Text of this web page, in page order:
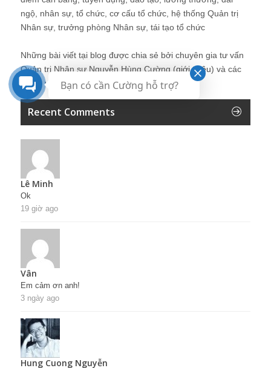
ngộ, nhân sự, tổ chức, cơ cấu tổ chức, hệ thống Quản trị
Nhân sự, trưởng phòng Nhân sự, tái tạo tổ chức
Những bài viết tại blog được chia sẻ bởi chuyên gia tư vấn
Quản trị Nhân sự Nguyễn Hùng Cường (giới thiệu) và các
thành viên khác trong cộng đồng Nhân sự.
Recent Comments
Lê Minh
Ok
19 giờ ago
Vân
Em cảm ơn anh!
3 ngày ago
Hung Cuong Nguyễn
Bạn có cần Cường hỗ trợ?